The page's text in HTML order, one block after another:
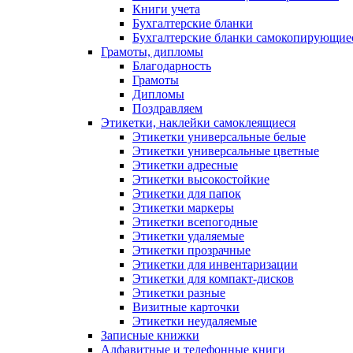
Книги учета
Бухгалтерские бланки
Бухгалтерские бланки
Грамоты, дипломы
Благодарность
Грамоты
Дипломы
Поздравляем
Этикетки, наклейки самоклеящиеся
Этикетки универсальные белые
Этикетки универсальные цветные
Этикетки адресные
Этикетки высокостойкие
Этикетки для папок
Этикетки маркеры
Этикетки всепогодные
Этикетки удаляемые
Этикетки прозрачные
Этикетки для инвентаризации
Этикетки для компакт-дисков
Этикетки разные
Визитные карточки
Этикетки неудаляемые
Записные книжки
Алфавитные и телефонные книги